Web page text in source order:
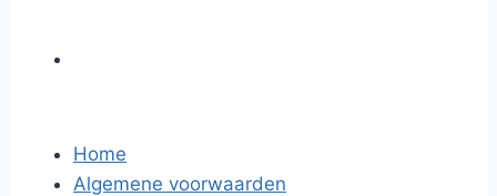
Home
Algemene voorwaarden